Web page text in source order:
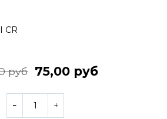
CR
руб 75,00 руб